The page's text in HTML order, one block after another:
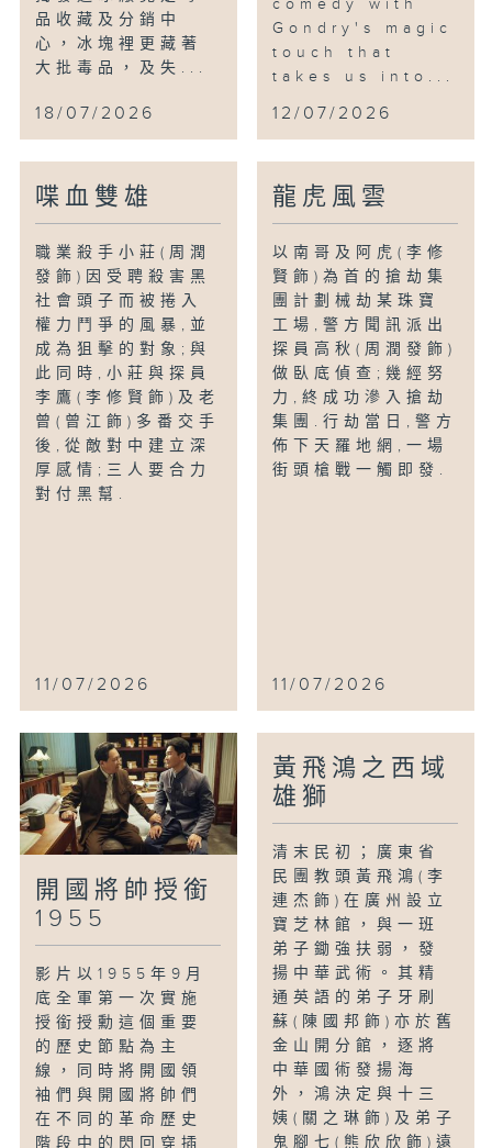
品收藏及分銷中
心，冰塊裡更藏著
大批毒品，及失...
18/07/2026
comedy with
Gondry's magic
touch that
takes us into...
12/07/2026
喋血雙雄
職業殺手小莊(周潤
發飾)因受聘殺害黑
社會頭子而被捲入
權力鬥爭的風暴,並
成為狙擊的對象;與
此同時,小莊與探員
李鷹(李修賢飾)及老
曾(曾江飾)多番交手
後,從敵對中建立深
厚感情;三人要合力
對付黑幫.
11/07/2026
龍虎風雲
以南哥及阿虎(李修
賢飾)為首的搶劫集
團計劃械劫某珠寶
工場,警方聞訊派出
探員高秋(周潤發飾)
做臥底偵查;幾經努
力,終成功滲入搶劫
集團.行劫當日,警方
佈下天羅地網,一場
街頭槍戰一觸即發.
11/07/2026
開國將帥授銜
1955
影片以1955年9月
底全軍第一次實施
授銜授勳這個重要
的歷史節點為主
線，同時將開國領
袖們與開國將帥們
在不同的革命歷史
階段中的閃回穿插
黃飛鴻之西域
雄獅
清末民初；廣東省
民團教頭黃飛鴻(李
連杰飾)在廣州設立
寶芝林館，與一班
弟子鋤強扶弱，發
揚中華武術。其精
通英語的弟子牙刷
蘇(陳國邦飾)亦於舊
金山開分館，逐將
中華國術發揚海
外，鴻決定與十三
姨(關之琳飾)及弟子
鬼腳七(熊欣欣飾)遠